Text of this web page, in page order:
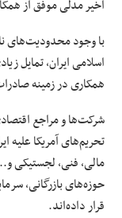
اخیر مدلی موفق از
با وجود محدودیت‌های
اسلامی ایران، تمایل
همکاری در زمینه
شرکت‌ها و مراجع
تحریم‌های آمریکا
مالی، فنی، لجستیکی
حوزه‌های بازرگانی،
قرار داده‌اند.